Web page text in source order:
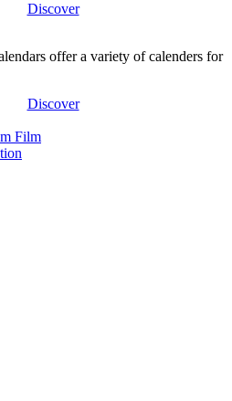
Discover
offer a variety of calenders for
Discover
Film